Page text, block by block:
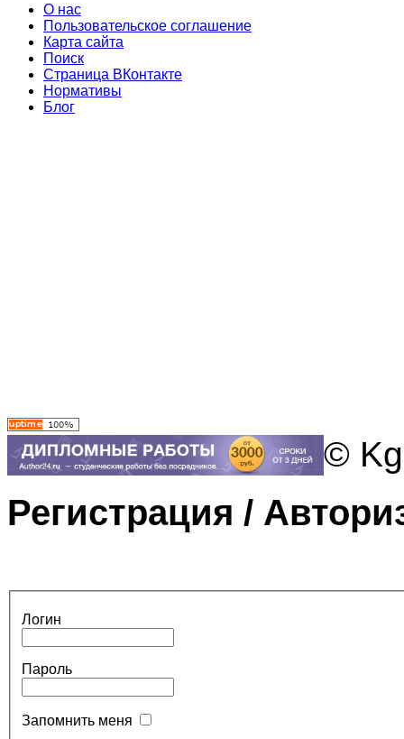
О нас
Пользовательское соглашение
Карта сайта
Поиск
Страница ВКонтакте
Нормативы
Блог
©
Регистрация /
Логин
Пароль
Запомнить меня